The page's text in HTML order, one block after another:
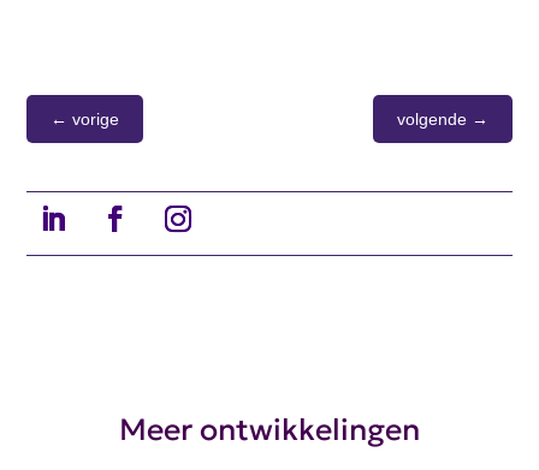
←vorige volgende→
Meer ontwikkelingen